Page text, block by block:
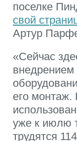
поселке
свой
Артур
«Сейчас
внедрением
его монтаж.
уже к июлю
трудятся